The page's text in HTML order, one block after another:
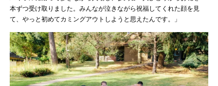
本ずつ受け取りました。みんなが泣きながら祝福してくれた顔を見
て、やっと初めてカミングアウトしようと思えたんです。」